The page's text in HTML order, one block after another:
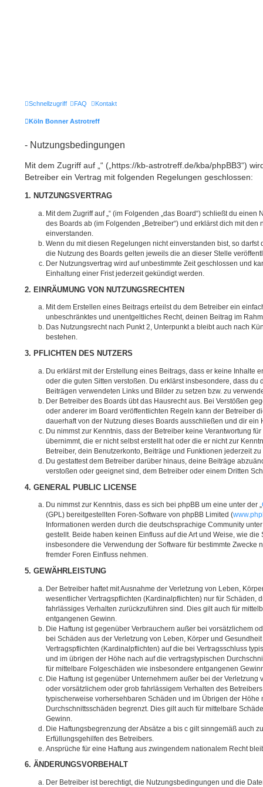
Schnellzugriff FAQ Kontakt
Köln Bonner Astrotreff
- Nutzungsbedingungen
Mit dem Zugriff auf „“ („https://kb-astrotreff.de/kba/phpBB3“)
Betreiber ein Vertrag mit folgenden Regelungen geschlossen:
1. NUTZUNGSVERTRAG
Mit dem Zugriff auf „“ (im Folgenden „das Board“) schließt du
des Boards ab (im Folgenden „Betreiber“) und erklärst dich mit
einverstanden.
Wenn du mit diesen Regelungen nicht einverstanden bist, so darfst
die Nutzung des Boards gelten jeweils die an dieser Stelle
Der Nutzungsvertrag wird auf unbestimmte Zeit geschlossen und
Einhaltung einer Frist jederzeit gekündigt werden.
2. EINRÄUMUNG VON NUTZUNGSRECHTEN
Mit dem Erstellen eines Beitrags erteilst du dem Betreiber ein
unbeschränktes und unentgeltliches Recht, deinen Beitrag im
Das Nutzungsrecht nach Punkt 2, Unterpunkt a bleibt auch nach
bestehen.
3. PFLICHTEN DES NUTZERS
Du erklärst mit der Erstellung eines Beitrags, dass er keine Inhalte
oder die guten Sitten verstoßen. Du erklärst insbesondere, dass du
Beiträgen verwendeten Links und Bilder zu setzen bzw. zu
Der Betreiber des Boards übt das Hausrecht aus. Bei Verstößen
oder anderer im Board veröffentlichten Regeln kann der Betreiber
dauerhaft von der Nutzung dieses Boards ausschließen und dir ein
Du nimmst zur Kenntnis, dass der Betreiber keine Verantwortung
übernimmt, die er nicht selbst erstellt hat oder die er nicht zur
Betreiber, dein Benutzerkonto, Beiträge und Funktionen jederzeit
Du gestattest dem Betreiber darüber hinaus, deine Beiträge
verstoßen oder geeignet sind, dem Betreiber oder einem Dritten
4. GENERAL PUBLIC LICENSE
Du nimmst zur Kenntnis, dass es sich bei phpBB um eine unter der „
(GPL) bereitgestellten Foren-Software von phpBB Limited (
Informationen werden durch die deutschsprachige Community
gestellt. Beide haben keinen Einfluss auf die Art und Weise, wie
insbesondere die Verwendung der Software für bestimmte Zwecke
fremder Foren Einfluss nehmen.
5. GEWÄHRLEISTUNG
Der Betreiber haftet mit Ausnahme der Verletzung von Leben,
wesentlicher Vertragspflichten (Kardinalpflichten) nur für Schäden,
fahrlässiges Verhalten zurückzuführen sind. Dies gilt auch für
entgangenen Gewinn.
Die Haftung ist gegenüber Verbrauchern außer bei vorsätzlichem
bei Schäden aus der Verletzung von Leben, Körper und
Vertragspflichten (Kardinalpflichten) auf die bei Vertragsschluss
und im übrigen der Höhe nach auf die vertragstypischen
für mittelbare Folgeschäden wie insbesondere entgangenen
Die Haftung ist gegenüber Unternehmern außer bei der Verletzung
oder vorsätzlichem oder grob fahrlässigem Verhalten des
typischerweise vorhersehbaren Schäden und im Übrigen der Höhe
Durchschnittsschäden begrenzt. Dies gilt auch für mittelbare
Gewinn.
Die Haftungsbegrenzung der Absätze a bis c gilt sinngemäß auch
Erfüllungsgehilfen des Betreibers.
Ansprüche für eine Haftung aus zwingendem nationalem Recht
6. ÄNDERUNGSVORBEHALT
Der Betreiber ist berechtigt, die Nutzungsbedingungen und die